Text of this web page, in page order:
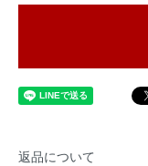
返品について